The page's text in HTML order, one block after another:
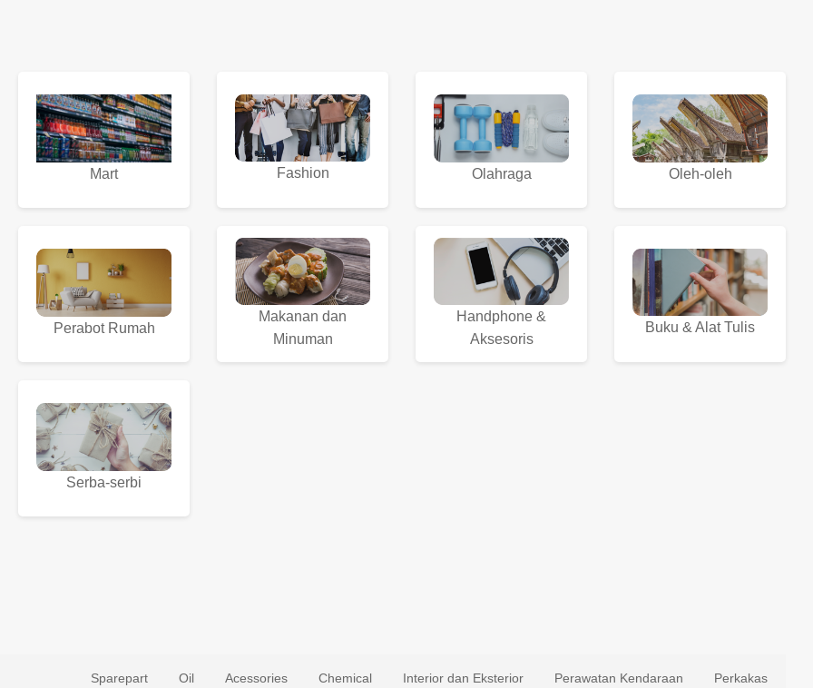
Mart Fashion Olahraga Oleh-oleh
Perabot Rumah
Makanan dan
Minuman
Handphone &
Aksesoris
Buku & Alat Tulis
Serba-serbi
Sparepart Oil Acessories Chemical Interior dan Eksterior Perawatan Kendaraan Perkakas